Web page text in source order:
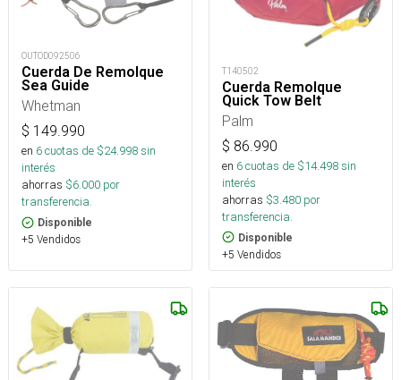
OUTOD092506
Cuerda De Remolque
Sea Guide
Whetman
$ 149.990
en 6cuotas de $24.998sin
interés
ahorras $6.000 por
transferencia.
Disponible
+5 Vendidos
T140502
Cuerda Remolque
Quick Tow Belt
Palm
$ 86.990
en 6cuotas de $14.498sin
interés
ahorras $3.480 por
transferencia.
Disponible
+5 Vendidos